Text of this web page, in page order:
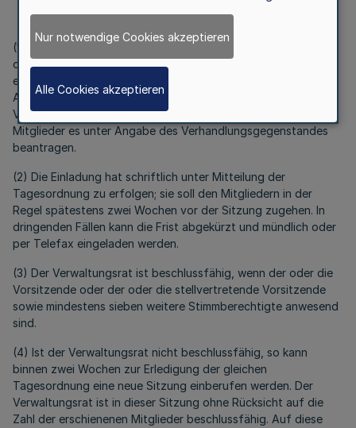
Sitzungen des Verwaltungsrates
(1) Der Verwaltungsrat versammelt sich auf Einladung seines
oder seiner Vorsitzenden, so oft es die Lage der Geschäfte
erfordert. Er muss einberufen werden auf Verlangen der
Aufsichtsbehörde, eines oder einer der stellvertretenden
Vorsitzenden, des Vorstandes oder sofern mindestens drei
Mitglieder es unter Angabe des Verhandlungsgegenstandes
beantragen.
(2) Die Einladung hat schriftlich unter Mitteilung der
Tagesordnung zu erfolgen; sie soll den Mitgliedern in der
Regel spätestens zwei Wochen vor der Sitzung zugehen. In
dringenden Fällen kann die Frist abgekürzt und mündlich oder
per Telefax eingeladen werden.
(3) Der Verwaltungsrat ist beschlussfähig, wenn der oder die
Vorsitzende oder der oder die stellvertretende Vorsitzende
sowie mindestens sieben weitere Stimmberechtigte anwesend
sind.
(4) Ist der Verwaltungsrat nicht beschlussfähig, so kann
binnen zwei Wochen zur Erledigung der gleichen
Tagesordnung eine neue Sitzung einberufen werden. Der
Verwaltungsrat ist in dieser Sitzung ohne Rücksicht auf die
Zahl der erschienenen Mitglieder beschlussfähig. Auf diese
Nur notwendige Cookies akzeptieren
Alle Cookies akzeptieren